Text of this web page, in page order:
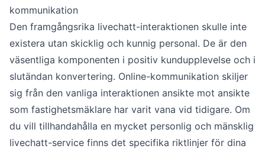
kommunikation
Den framgångsrika livechatt-interaktionen skulle inte
existera utan skicklig och kunnig personal. De är den
väsentliga komponenten i positiv kundupplevelse och i
slutändan konvertering. Online-kommunikation skiljer
sig från den vanliga interaktionen ansikte mot ansikte
som fastighetsmäklare har varit vana vid tidigare. Om
du vill tillhandahålla en mycket personlig och mänsklig
livechatt-service finns det specifika riktlinjer för dina